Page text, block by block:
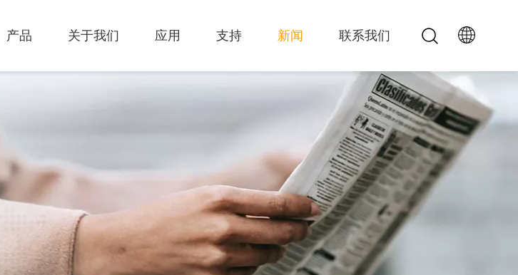
产品 关于我们 应用 支持 新闻 联系我们